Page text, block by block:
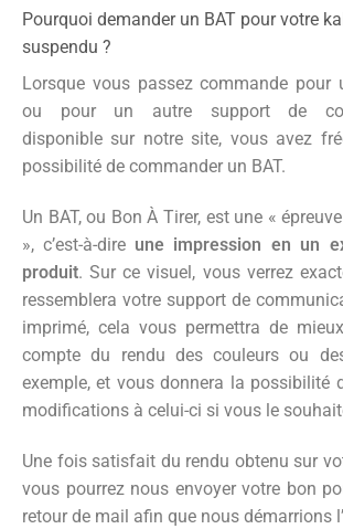
Pourquoi demander un BAT pour votre
suspendu ?
Lorsque vous passez commande pour
ou pour un autre support de
disponible sur notre site, vous avez
possibilité de commander un BAT.
Un BAT, ou Bon À Tirer, est une «
», c’est-à-dire une impression en un
produit. Sur ce visuel, vous verrez
ressemblera votre support de
imprimé, cela vous permettra de
compte du rendu des couleurs ou
exemple, et vous donnera la possibilité
modifications à celui-ci si vous le
Une fois satisfait du rendu obtenu sur
vous pourrez nous envoyer votre bon
retour de mail afin que nous démarrions